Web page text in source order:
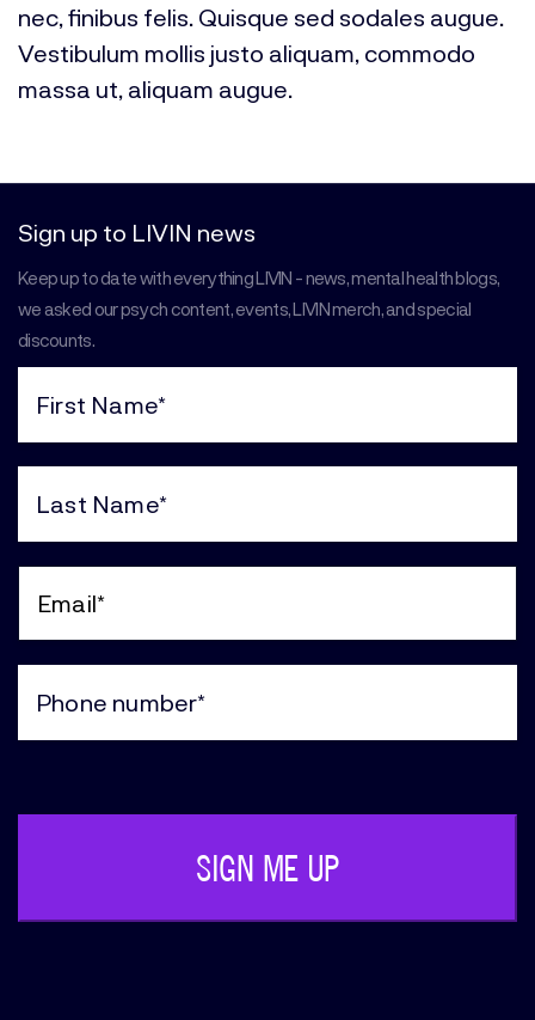
nec, finibus felis. Quisque sed sodales augue.
Vestibulum mollis justo aliquam, commodo
massa ut, aliquam augue.
Sign up to LIVIN news
Keep up to date with everything LIVIN - news, mental health blogs,
we asked our psych content, events, LIVIN merch, and special
discounts.
(Required)
(Required)